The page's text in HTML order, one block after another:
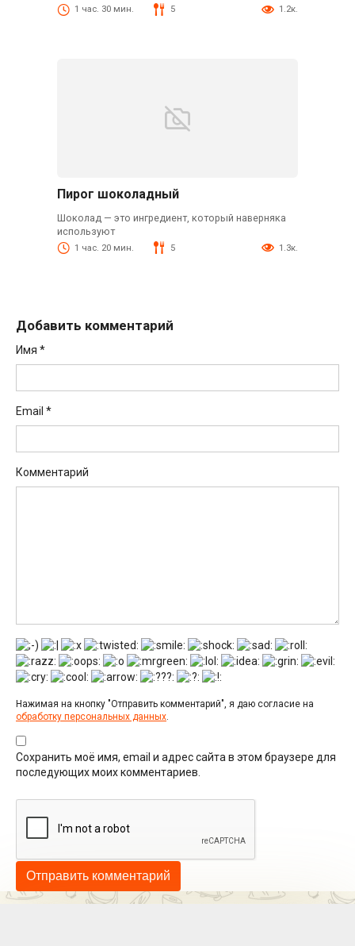
1 час. 30 мин. 5 1.2к.
Пирог шоколадный
Шоколад — это ингредиент, который наверняка
используют
1 час. 20 мин. 5 1.3к.
Добавить комментарий
Имя *
Email *
Комментарий
Нажимая на кнопку "Отправить комментарий", я даю согласие на
обработку персональных данных
Сохранить моё имя, email и адрес сайта в этом браузере для
последующих моих комментариев.